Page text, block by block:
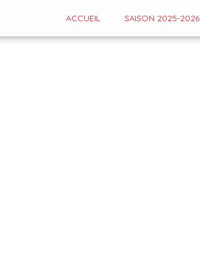
ACCUEIL SAISON 2025-2026